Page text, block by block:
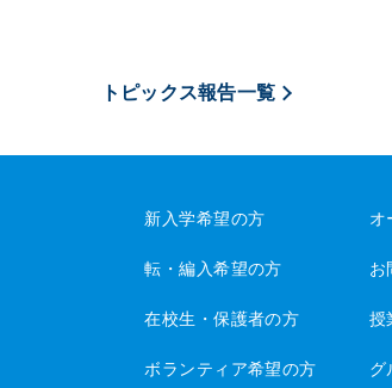
トピックス報告一覧
新入学希望の方
転・編入希望の方
在校生・保護者の方
ボランティア希望の方
オ
お
授
グ